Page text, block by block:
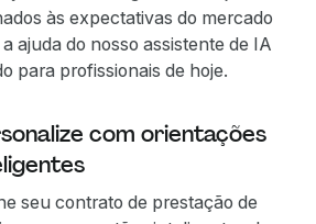
às expectativas do mercado
ajuda do nosso assistente de IA
para profissionais de hoje.
com orientações
seu contrato de prestação de